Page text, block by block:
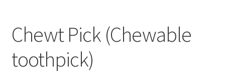
Chewt Pick (Chewable
toothpick)